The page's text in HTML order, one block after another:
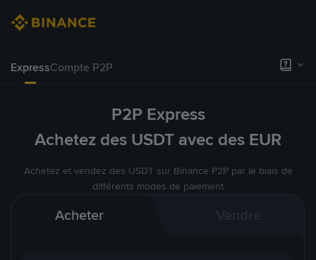
ExpressCompte P2P
P2P Express
Achetez des USDT avec des EUR
Achetez et vendez des USDT sur Binance P2P par le biais de
différents modes de paiement
Acheter